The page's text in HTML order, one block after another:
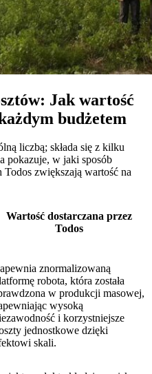
Jak wartość
budżetem
liczbą; składa się z kilku
pokazuje, w jaki sposób
zwiększają wartość na
Wartość dostarczana przez
Todos
znormalizowaną
robota, która została
w produkcji masowej,
wysoką
i korzystniejsze
jednostkowe dzięki
skali.